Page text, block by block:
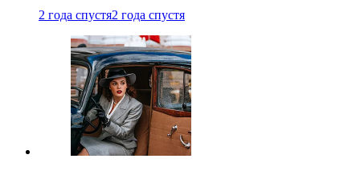
2 года спустя2 года спустя